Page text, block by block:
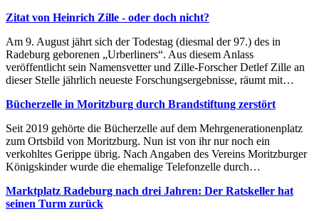
Zitat von Heinrich Zille - oder doch nicht?
Am 9. August jährt sich der Todestag (diesmal der 97.) des in
Radeburg geborenen „Urberliners“. Aus diesem Anlass
veröffentlicht sein Namensvetter und Zille-Forscher Detlef Zille an
dieser Stelle jährlich neueste Forschungsergebnisse, räumt mit…
Bücherzelle in Moritzburg durch Brandstiftung zerstört
Seit 2019 gehörte die Bücherzelle auf dem Mehrgenerationenplatz
zum Ortsbild von Moritzburg. Nun ist von ihr nur noch ein
verkohltes Gerippe übrig. Nach Angaben des Vereins Moritzburger
Königskinder wurde die ehemalige Telefonzelle durch…
Marktplatz Radeburg nach drei Jahren: Der Ratskeller hat
seinen Turm zurück